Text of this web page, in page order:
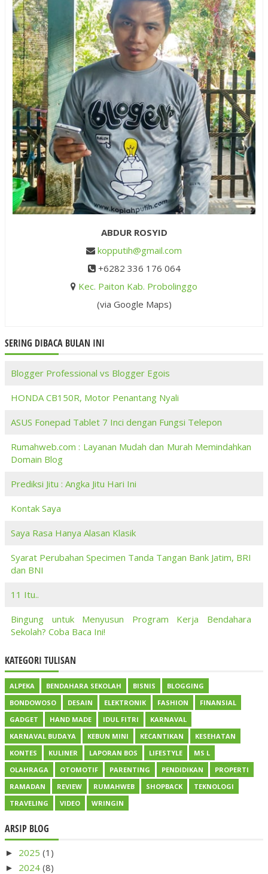
ABDUR ROSYID
kopputih@gmail.com
+6282 336 176 064
Kec. Paiton Kab. Probolinggo
(via Google Maps)
SERING DIBACA BULAN INI
Blogger Professional vs Blogger Egois
HONDA CB150R, Motor Penantang Nyali
ASUS Fonepad Tablet 7 Inci dengan Fungsi Telepon
Rumahweb.com : Layanan Mudah dan Murah Memindahkan
Domain Blog
Prediksi Jitu : Angka Jitu Hari Ini
Kontak Saya
Saya Rasa Hanya Alasan Klasik
Syarat Perubahan Specimen Tanda Tangan Bank Jatim, BRI
dan BNI
11 Itu..
Bingung untuk Menyusun Program Kerja Bendahara
Sekolah? Coba Baca Ini!
KATEGORI TULISAN
ALPEKA BENDAHARA SEKOLAH BISNIS
BLOGGING
BONDOWOSO
DESAIN ELEKTRONIK FASHION
FINANSIAL
GADGET
HAND MADE IDUL FITRI
KARNAVAL
KARNAVAL BUDAYA
KEBUN MINI KECANTIKAN
KESEHATAN
KONTES
KULINER LAPORAN BOS LIFESTYLE
MS L
OLAHRAGA
OTOMOTIF PARENTING PENDIDIKAN
PROPERTI
RAMADAN
REVIEW RUMAHWEB SHOPBACK
TEKNOLOGI
TRAVELING
VIDEO WRINGIN
ARSIP BLOG
► 2025 (1)
► 2024 (8)